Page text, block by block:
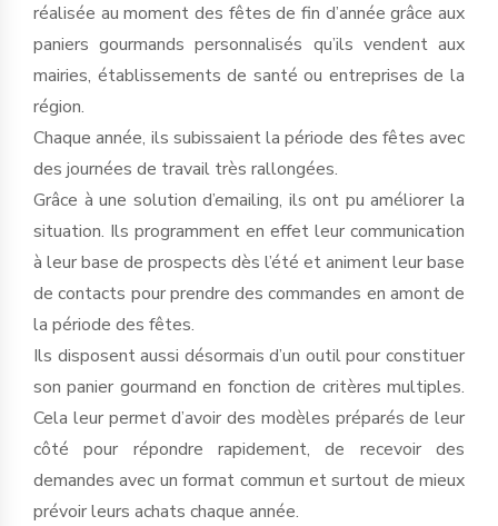
réalisée au moment des fêtes de fin d’année grâce aux
paniers gourmands personnalisés qu’ils vendent aux
mairies, établissements de santé ou entreprises de la
région.
Chaque année, ils subissaient la période des fêtes avec
des journées de travail très rallongées.
Grâce à une solution d’emailing, ils ont pu améliorer la
situation. Ils programment en effet leur communication
à leur base de prospects dès l’été et animent leur base
de contacts pour prendre des commandes en amont de
la période des fêtes.
Ils disposent aussi désormais d’un outil pour constituer
son panier gourmand en fonction de critères multiples.
Cela leur permet d’avoir des modèles préparés de leur
côté pour répondre rapidement, de recevoir des
demandes avec un format commun et surtout de mieux
prévoir leurs achats chaque année.